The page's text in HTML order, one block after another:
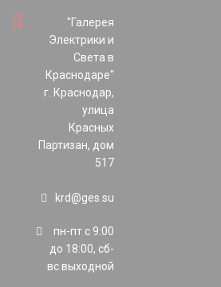
"Галерея
Электрики и
Света в
Краснодаре"
г. Краснодар,
улица
Красных
Партизан, дом
517
krd@ges.su
пн-пт с 9:00
до 18:00, сб-
вс выходной